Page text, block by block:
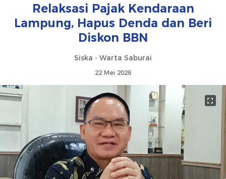
Relaksasi Pajak Kendaraan
Lampung, Hapus Denda dan Beri
Diskon BBN
Siska - Warta Saburai
22 Mei 2026